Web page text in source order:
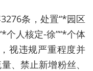
3276条，处置“*园区
个人核定-徐”“*个体
，视违规严重程度并
、禁止新增粉丝、